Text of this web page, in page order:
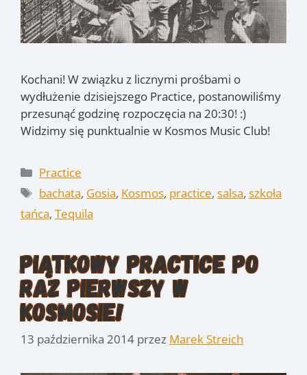
Kochani! W związku z licznymi prośbami o
wydłużenie dzisiejszego Practice, postanowiliśmy
przesunąć godzinę rozpoczęcia na 20:30! :)
Widzimy się punktualnie w Kosmos Music Club!
Kategorie
Practice
Tagi
bachata, Gosia, Kosmos, practice,salsa,szkoła
tańca, Tequila
Piątkowy practice po
raz pierwszy w
Kosmosie!
13 października 2014 przez Marek Streich